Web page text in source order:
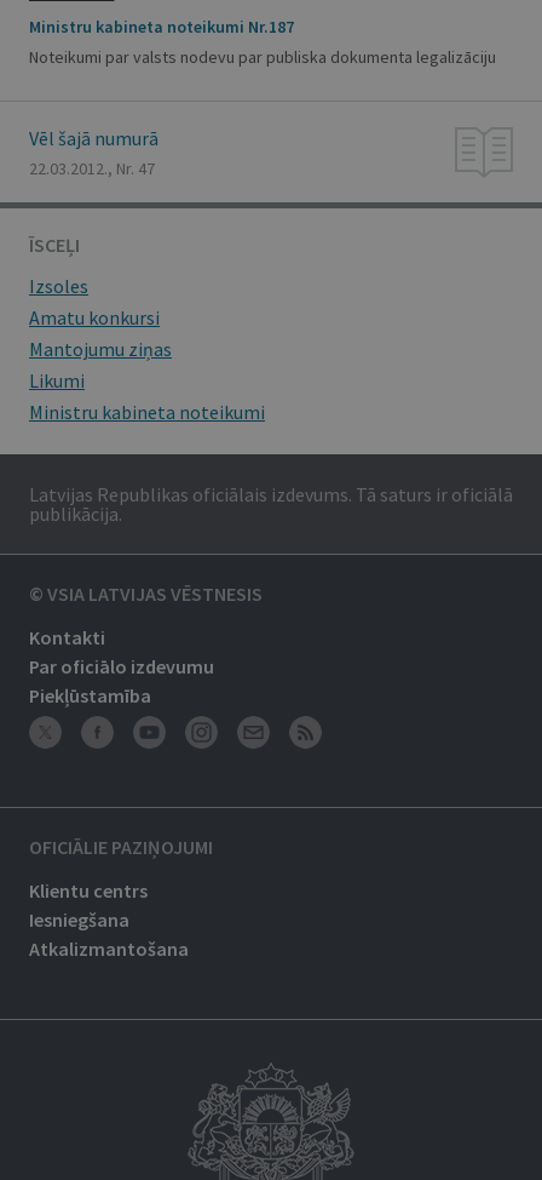
Ministru kabineta noteikumi Nr.187
Noteikumi par valsts nodevu par publiska dokumenta legalizāciju
Vēl šajā numurā
22.03.2012., Nr. 47
ĪSCEĻI
Izsoles
Amatu konkursi
Mantojumu ziņas
Likumi
Ministru kabineta noteikumi
Latvijas Republikas oficiālais izdevums. Tā saturs ir oficiālā
publikācija.
© VSIA LATVIJAS VĒSTNESIS
Kontakti
Par oficiālo izdevumu
Piekļūstamība
OFICIĀLIE PAZIŅOJUMI
Klientu centrs
Iesniegšana
Atkalizmantošana